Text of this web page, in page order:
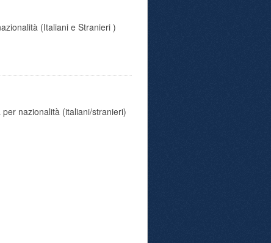
(Italiani e Stranieri )
nazionalità (italiani/stranieri)